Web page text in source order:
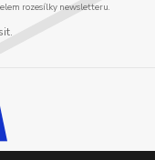
rozesílky newsletteru.